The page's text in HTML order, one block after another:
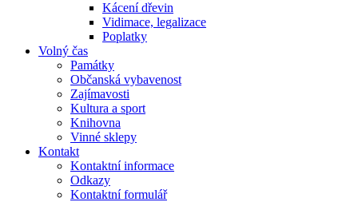
Kácení dřevin
Vidimace, legalizace
Poplatky
Volný čas
Památky
Občanská vybavenost
Zajímavosti
Kultura a sport
Knihovna
Vinné sklepy
Kontakt
Kontaktní informace
Odkazy
Kontaktní formulář